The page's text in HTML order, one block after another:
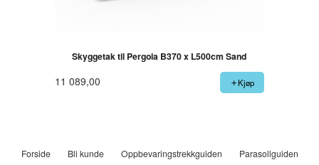
Skyggetak til Pergola B370 x L500cm Sand
11 089,00 Kjøp
Forside Bli kunde Oppbevaringstrekkguiden Parasollguiden